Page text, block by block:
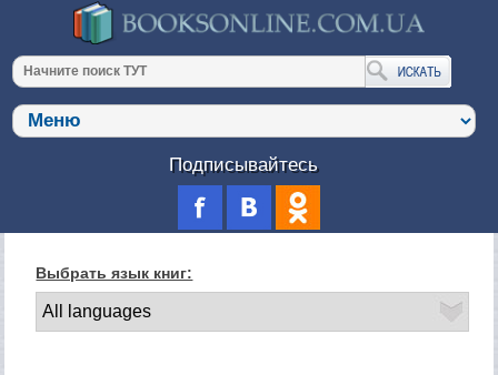
Подписывайтесь
Выбрать язык книг: